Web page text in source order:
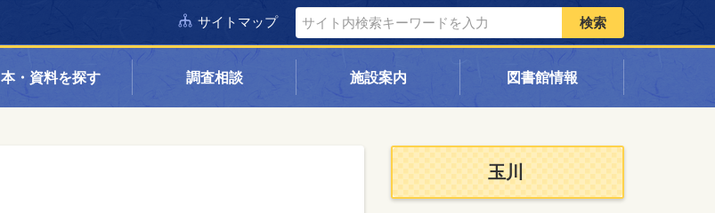
サイトマップ 検索
本・資料を探す 調査相談 施設案内 図書館情報
玉川